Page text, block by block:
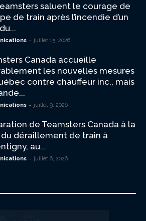
saluent le courage de
de train après l’incendie d’un
- juillet 15, 2026
Canada accueille
les nouvelles mesures
contre chauffeur inc., mais
- juillet 9, 2026
de Teamsters Canada à la
déraillement de train à
au...
- juillet 6, 2026